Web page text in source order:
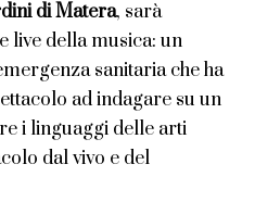
di Matera, sarà
live della musica: un
sanitaria che ha
ad indagare su un
i linguaggi delle arti
dal vivo e del